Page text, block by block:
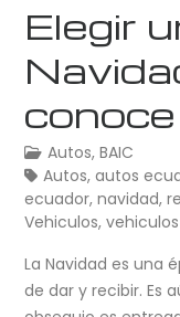
Elegir
Autos,BAIC
Autos,autos
ecuador,navidad,
Vehiculos,
La Navidad es una
de dar y recibir. Es